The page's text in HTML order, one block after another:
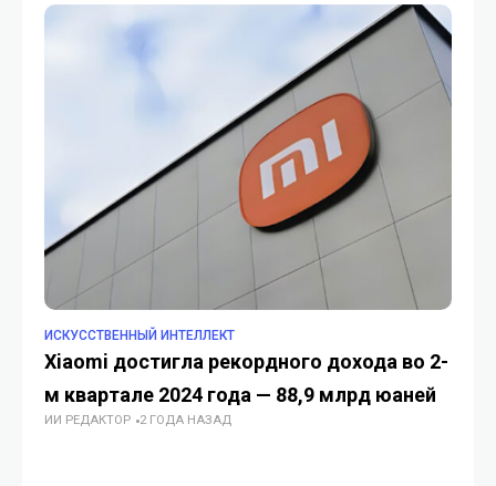
ИСКУССТВЕННЫЙ ИНТЕЛЛЕКТ
Xiaomi достигла рекордного дохода во 2-
м квартале 2024 года — 88,9 млрд юаней
ИИ РЕДАКТОР 2 ГОДА НАЗАД